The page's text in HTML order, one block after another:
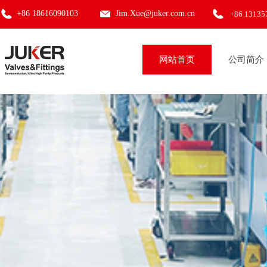
+86 18616090103 Jim.Xue@juker.com.cn +86
+86
网站首页 公司简介